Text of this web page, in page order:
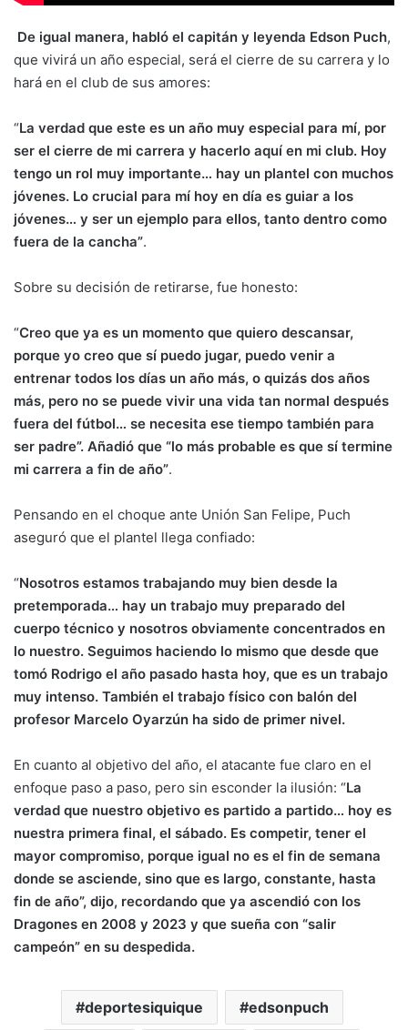
De igual manera, habló el capitán y leyenda Edson Puch,
que vivirá un año especial, será el cierre de su carrera y lo
hará en el club de sus amores:
“La verdad que este es un año muy especial para mí, por
ser el cierre de mi carrera y hacerlo aquí en mi club. Hoy
tengo un rol muy importante… hay un plantel con muchos
jóvenes. Lo crucial para mí hoy en día es guiar a los
jóvenes… y ser un ejemplo para ellos, tanto dentro como
fuera de la cancha”.
Sobre su decisión de retirarse, fue honesto:
“Creo que ya es un momento que quiero descansar,
porque yo creo que sí puedo jugar, puedo venir a
entrenar todos los días un año más, o quizás dos años
más, pero no se puede vivir una vida tan normal después
fuera del fútbol… se necesita ese tiempo también para
ser padre”. Añadió que “lo más probable es que sí termine
mi carrera a fin de año”.
Pensando en el choque ante Unión San Felipe, Puch
aseguró que el plantel llega confiado:
“Nosotros estamos trabajando muy bien desde la
pretemporada… hay un trabajo muy preparado del
cuerpo técnico y nosotros obviamente concentrados en
lo nuestro. Seguimos haciendo lo mismo que desde que
tomó Rodrigo el año pasado hasta hoy, que es un trabajo
muy intenso. También el trabajo físico con balón del
profesor Marcelo Oyarzún ha sido de primer nivel.
En cuanto al objetivo del año, el atacante fue claro en el
enfoque paso a paso, pero sin esconder la ilusión: “La
verdad que nuestro objetivo es partido a partido… hoy es
nuestra primera final, el sábado. Es competir, tener el
mayor compromiso, porque igual no es el fin de semana
donde se asciende, sino que es largo, constante, hasta
fin de año”, dijo, recordando que ya ascendió con los
Dragones en 2008 y 2023 y que sueña con “salir
campeón” en su despedida.
deportesiquique edsonpuch